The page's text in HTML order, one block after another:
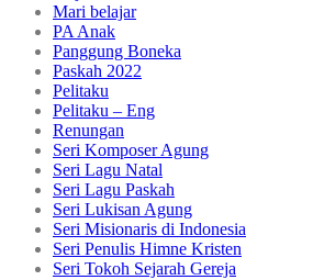
Mari belajar
PA Anak
Panggung Boneka
Paskah 2022
Pelitaku
Pelitaku – Eng
Renungan
Seri Komposer Agung
Seri Lagu Natal
Seri Lagu Paskah
Seri Lukisan Agung
Seri Misionaris di Indonesia
Seri Penulis Himne Kristen
Seri Tokoh Sejarah Gereja